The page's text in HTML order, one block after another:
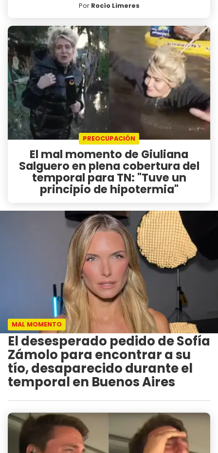
Por Rocío Limeres
PREOCUPACIÓN
El mal momento de Giuliana
Salguero en plena cobertura del
temporal para TN: "Tuve un
principio de hipotermia"
MAL MOMENTO
El desesperado pedido de Sofía
Zámolo para encontrar a su
tío, desaparecido durante el
temporal en Buenos Aires